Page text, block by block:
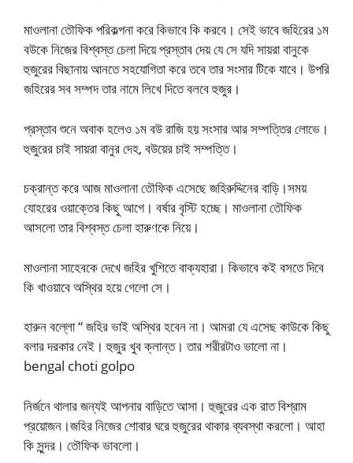
মাওলানা তৌফিক পরিকল্পনা করে কিভাবে কি করবে। সেই ভাবে জহিরের ১ম
বউকে নিজের বিশ্বস্ত চেলা দিয়ে প্রস্তাব দেয় যে সে যদি সায়রা বানুকে
হুজুরের বিছানায় আনতে সহযোগিতা করে তবে তার সংসার টিকে যাবে। উপরি
জহিরের সব সম্পদ তার নামে লিখে দিতে বলবে হুজুর।
প্রস্তাব শুনে অবাক হলেও ১ম বউ রাজি হয় সংসার আর সম্পত্তির লোভে।
হুজুরের চাই সায়রা বানুর দেহ, বউয়ের চাই সম্পত্তি।
চক্রান্ত করে আজ মাওলানা তৌফিক এসেছে জহিরুদ্দিনের বাড়ি।সময়
যোহরের ওয়াক্তের কিছু আগে। বর্ষার বৃস্টি হচ্ছে। মাওলানা তৌফিক
আসলো তার বিশ্বস্ত চেলা হারুণকে নিয়ে।
মাওলানা সাহেবকে দেখে জহির খুশিতে বাক্যহারা। কিভাবে কই বসতে দিবে
কি খাওয়াবে অস্থির হয়ে গেলো সে।
হারুন বল্লো “ জহির ভাই অস্থির হবেন না। আমরা যে এসেছ কাউকে কিছু
বলার দরকার নেই। হুজুর খুব ক্লান্ত। তার শরীরটাও ভালো না।
bengal choti golpo
নির্জনে থালার জন্যই আপনার বাড়িতে আসা। হুজুরের এক রাত বিশ্রাম
প্রয়োজন।জহির নিজের শোবার ঘরে হুজুরের থাকার ব্যবস্থা করলো। আহা
কি সুন্দর। তৌফিক ভাবলো।